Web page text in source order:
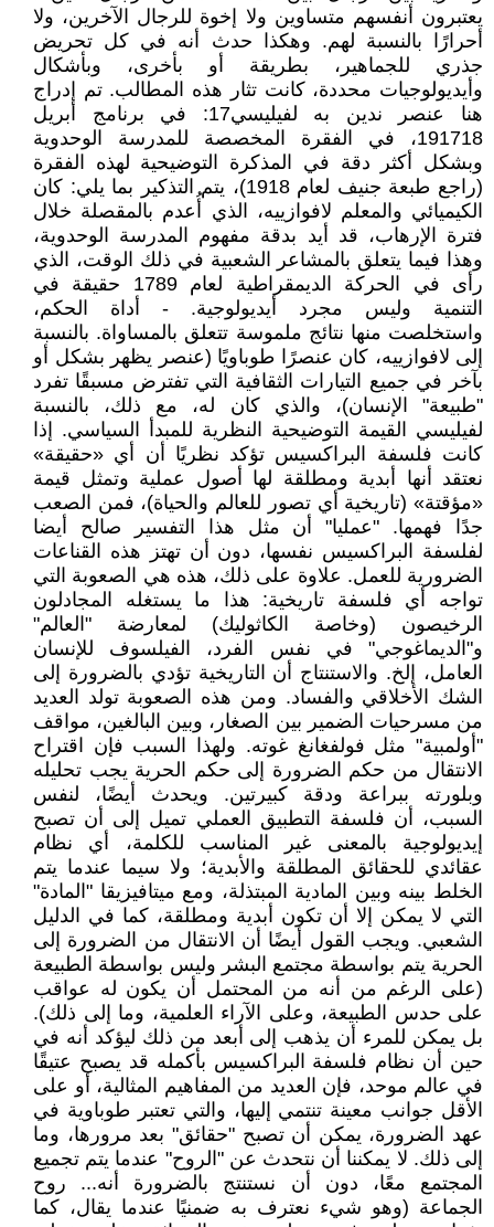
يعتبرون أنفسهم متساوين ولا إخوة للرجال الآخرين، ولا
أحرارًا بالنسبة لهم. وهكذا حدث أنه في كل تحريض
جذري للجماهير، بطريقة أو بأخرى، وبأشكال
وأيديولوجيات محددة، كانت تثار هذه المطالب. تم إدراج
هنا عنصر ندين به لفيليسي17: في برنامج أبريل
191718، في الفقرة المخصصة للمدرسة الوحدوية
وبشكل أكثر دقة في المذكرة التوضيحية لهذه الفقرة
(راجع طبعة جنيف لعام 1918)، يتم التذكير بما يلي: كان
الكيميائي والمعلم لافوازييه، الذي أُعدم بالمقصلة خلال
فترة الإرهاب، قد أيد بدقة مفهوم المدرسة الوحدوية،
وهذا فيما يتعلق بالمشاعر الشعبية في ذلك الوقت، الذي
رأى في الحركة الديمقراطية لعام 1789 حقيقة في
التنمية وليس مجرد أيديولوجية. - أداة الحكم،
واستخلصت منها نتائج ملموسة تتعلق بالمساواة. بالنسبة
إلى لافوازييه، كان عنصرًا طوباويًا (عنصر يظهر بشكل أو
بآخر في جميع التيارات الثقافية التي تفترض مسبقًا تفرد
"طبيعة" الإنسان)، والذي كان له، مع ذلك، بالنسبة
لفيليسي القيمة التوضيحية النظرية للمبدأ السياسي. إذا
كانت فلسفة البراكسيس تؤكد نظريًا أن أي «حقيقة»
نعتقد أنها أبدية ومطلقة لها أصول عملية وتمثل قيمة
«مؤقتة» (تاريخية أي تصور للعالم والحياة)، فمن الصعب
جدًا فهمها. "عمليا" أن مثل هذا التفسير صالح أيضا
لفلسفة البراكسيس نفسها، دون أن تهتز هذه القناعات
الضرورية للعمل. علاوة على ذلك، هذه هي الصعوبة التي
تواجه أي فلسفة تاريخية: هذا ما يستغله المجادلون
الرخيصون (وخاصة الكاثوليك) لمعارضة "العالم"
و"الديماغوجي" في نفس الفرد، الفيلسوف للإنسان
العامل، إلخ. والاستنتاج أن التاريخية تؤدي بالضرورة إلى
الشك الأخلاقي والفساد. ومن هذه الصعوبة تولد العديد
من مسرحيات الضمير بين الصغار، وبين البالغين، مواقف
"أولمبية" مثل فولفغانغ غوته. ولهذا السبب فإن اقتراح
الانتقال من حكم الضرورة إلى حكم الحرية يجب تحليله
وبلورته ببراعة ودقة كبيرتين. ويحدث أيضًا، لنفس
السبب، أن فلسفة التطبيق العملي تميل إلى أن تصبح
إيديولوجية بالمعنى غير المناسب للكلمة، أي نظام
عقائدي للحقائق المطلقة والأبدية؛ ولا سيما عندما يتم
الخلط بينه وبين المادية المبتذلة، ومع ميتافيزيقا "المادة"
التي لا يمكن إلا أن تكون أبدية ومطلقة، كما في الدليل
الشعبي. ويجب القول أيضًا أن الانتقال من الضرورة إلى
الحرية يتم بواسطة مجتمع البشر وليس بواسطة الطبيعة
(على الرغم من أنه من المحتمل أن يكون له عواقب
على حدس الطبيعة، وعلى الآراء العلمية، وما إلى ذلك).
بل يمكن للمرء أن يذهب إلى أبعد من ذلك ليؤكد أنه في
حين أن نظام فلسفة البراكسيس بأكمله قد يصبح عتيقًا
في عالم موحد، فإن العديد من المفاهيم المثالية، أو على
الأقل جوانب معينة تنتمي إليها، والتي تعتبر طوباوية في
عهد الضرورة، يمكن أن تصبح "حقائق" بعد مرورها، وما
إلى ذلك. لا يمكننا أن نتحدث عن "الروح" عندما يتم تجميع
المجتمع معًا، دون أن نستنتج بالضرورة أنه... روح
الجماعة (وهو شيء نعترف به ضمنيًا عندما يقال، كما